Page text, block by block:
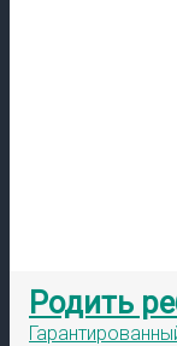
Родить